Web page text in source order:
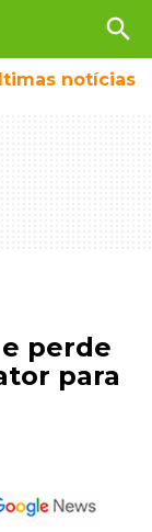
search
notícias
perde
para